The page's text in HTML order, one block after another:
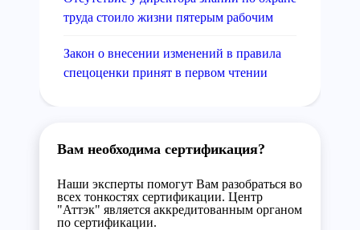
труда стоило жизни пятерым рабочим
Закон о внесении изменений в правила
спецоценки принят в первом чтении
Вам необходима сертификация?
Наши эксперты помогут Вам разобраться во
всех тонкостях сертификации. Центр
"Аттэк" является аккредитованным органом
по сертификации.